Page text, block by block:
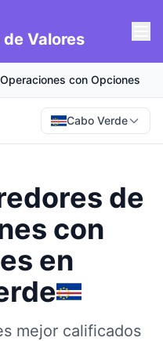
Valores
Operaciones con Opciones
Cabo Verde
de
con
en
mejor calificados